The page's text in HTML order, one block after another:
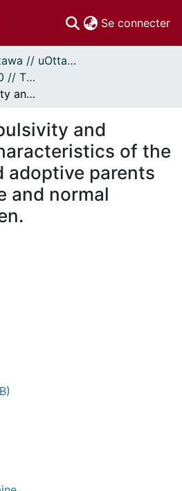
Se connecter
Thèses uOttawa // uOttawa Theses
Thèses, 1910 - 2010 // Theses, 1910 - 2010
Attention, impulsivity and personality characteristics of the biological and adoptive parents of hyperactive and normal control children.
and
of the
adoptive parents
and normal